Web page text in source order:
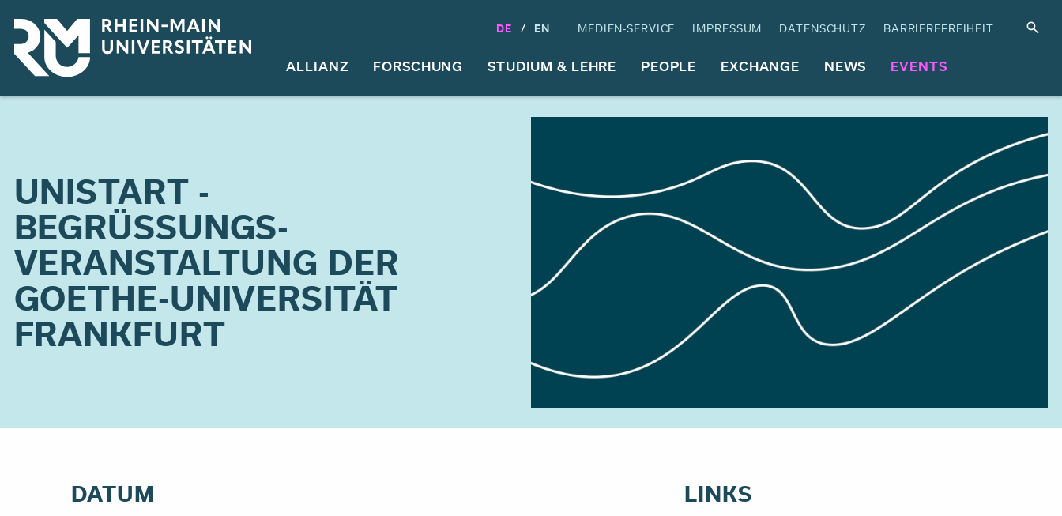
zum
Inhalt
DE EN MEDIEN-SERVICE IMPRESSUM DATENSCHUTZ BARRIEREFREIHEIT
ALLIANZ FORSCHUNG STUDIUM & LEHRE PEOPLE EXCHANGE NEWS EVENTS
UNISTART -
BEGRÜSSUNGS­
VERANSTALTUNG DER
GOETHE-UNIVERSITÄT
FRANKFURT
DATUM LINKS